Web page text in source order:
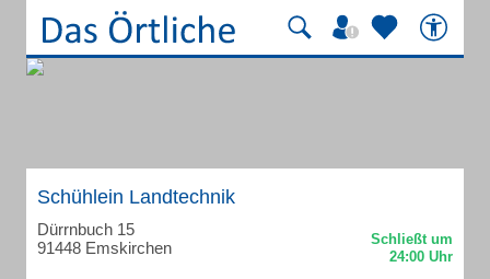
Schühlein Landtechnik
Dürrnbuch 15
91448 Emskirchen